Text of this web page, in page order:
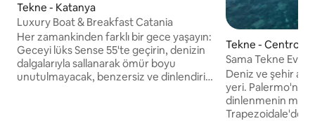
Tekne - Katanya
Luxury Boat & Breakfast Catania
Her zamankinden farklı bir gece yaşayın:
Geceyi lüks Sense 55'te geçirin, denizin
dalgalarıyla sallanarak ömür boyu
unutulmayacak, benzersiz ve dinlendirici
Tekne - Centro
Sama Tekne Evi
Deniz ve şehir
yeri. Palermo'nun göbeğinde,
dinlenmenin
Trapezoidale'de